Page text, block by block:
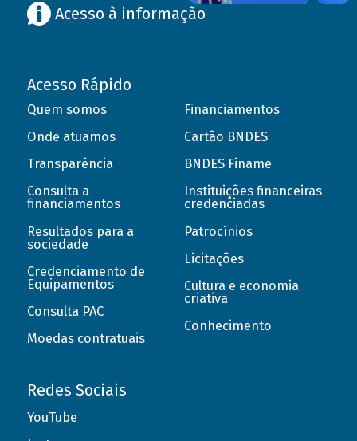
Acesso à informação
Acesso Rápido
Quem somos
Onde atuamos
Transparência
Consulta a
financiamentos
Resultados para a
sociedade
Credenciamento de
Equipamentos
Consulta PAC
Moedas contratuais
Financiamentos
Cartão BNDES
BNDES Finame
Instituições financeiras
credenciadas
Patrocínios
Licitações
Cultura e economia
criativa
Conhecimento
Redes Sociais
YouTube